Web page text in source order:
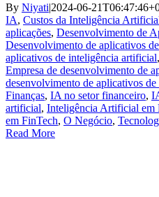
By Niyati|2024-06-
IA, Custos da Inteligência
aplicações, Desenvolvimento de
Desenvolvimento de aplicativos
aplicativos de inteligência artificial,
Empresa de desenvolvimento de
desenvolvimento de aplicativos
Finanças, IA no setor financeiro,
artificial, Inteligência Artificial em
em FinTech, O Negócio,
Read More